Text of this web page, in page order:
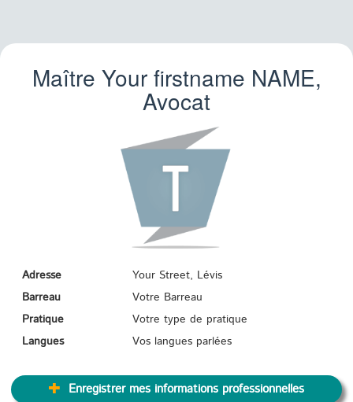
Maître Your firstname NAME,
Avocat
Adresse
Your Street, Lévis
Barreau
Votre Barreau
Pratique
Votre type de pratique
Langues
Vos langues parlées
Enregistrer mes informations professionnelles